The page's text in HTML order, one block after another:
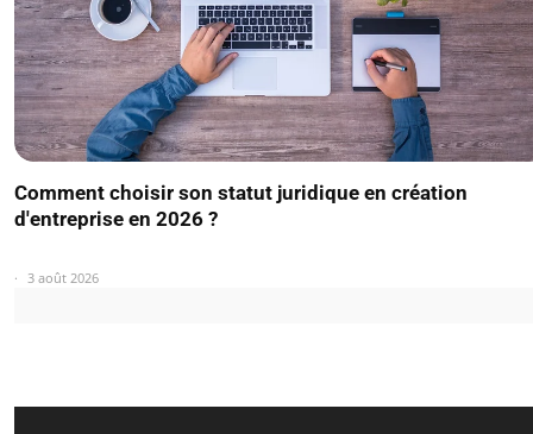
Comment choisir son statut juridique en création
d'entreprise en 2026 ?
3 août 2026